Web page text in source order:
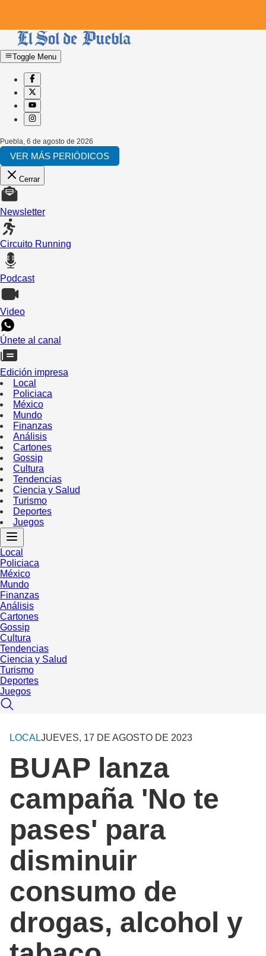
Toggle Menu
Puebla 6 de agosto de 2026
VER MÁS PERIÓDICOS
Cerrar
Newsletter
Circuito Running
Podcast
Video
Únete al canal
Edición impresa
Local
Policiaca
México
Mundo
Finanzas
Análisis
Cartones
Gossip
Cultura
Tendencias
Ciencia y Salud
Turismo
Deportes
Juegos
Local
Policiaca
México
Mundo
Finanzas
Análisis
Cartones
Gossip
Cultura
Tendencias
Ciencia y Salud
Turismo
Deportes
Juegos
LOCALJUEVES, 17 DE AGOSTO DE 2023
BUAP lanza
campaña 'No te
pases' para
disminuir
consumo de
drogas, alcohol y